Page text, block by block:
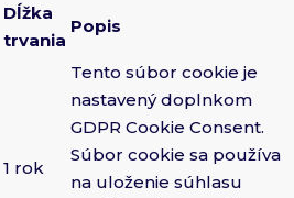
Dĺžka
trvania
Popis
1 rok
Tento súbor cookie je
nastavený doplnkom
GDPR Cookie Consent.
Súbor cookie sa používa
na uloženie súhlasu